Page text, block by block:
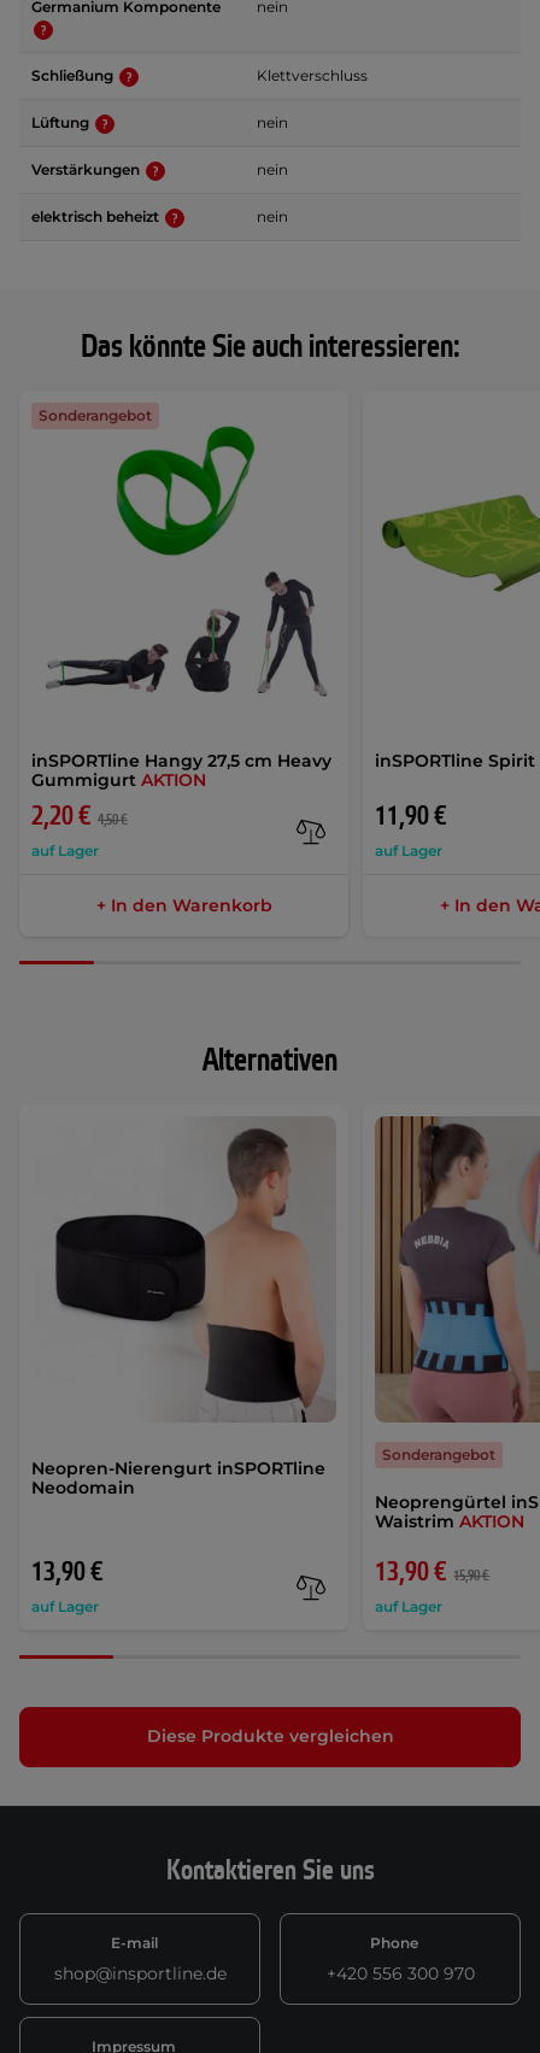
Das könnte Sie auch interessieren:
inSPORTline Hangy 27,5 cm Heavy
Gummigurt AKTION
2,20 € 4,50 €
auf Lager
Sonderangebot
+ In den Warenkorb
inSPORTline
11,90 €
auf Lager
+ In den
Germanium Komponente nein
Schließung Klettverschluss
Lüftung nein
Verstärkungen nein
elektrisch beheizt nein
Alternativen
Neopren-Nierengurt inSPORTline
Neodomain
13,90 €
auf Lager
Neoprengürtel
WaistrimAKTION
13,90 € 15,90 €
auf Lager
Sonderangebot
Diese Produkte vergleichen
Kontaktieren Sie uns
E-mail
shop@insportline.de
Phone
+420 556 300 970
Impressum